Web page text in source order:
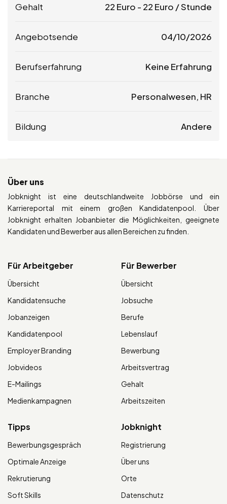
Gehalt 22 Euro - 22 Euro / Stunde
Angebotsende 04/10/2026
Berufserfahrung Keine Erfahrung
Branche Personalwesen, HR
Bildung Andere
Über uns
Jobknight ist eine deutschlandweite Jobbörse und ein
Karriereportal mit einem großen Kandidatenpool. Über
Jobknight erhalten Jobanbieter die Möglichkeiten, geeignete
Kandidaten und Bewerber aus allen Bereichen zu finden.
Für Arbeitgeber
Übersicht
Kandidatensuche
Jobanzeigen
Kandidatenpool
Employer Branding
Jobvideos
E-Mailings
Medienkampagnen
Für Bewerber
Übersicht
Jobsuche
Berufe
Lebenslauf
Bewerbung
Arbeitsvertrag
Gehalt
Arbeitszeiten
Tipps
Bewerbungsgespräch
Optimale Anzeige
Rekrutierung
Soft Skills
Jobknight
Registrierung
Über uns
Orte
Datenschutz